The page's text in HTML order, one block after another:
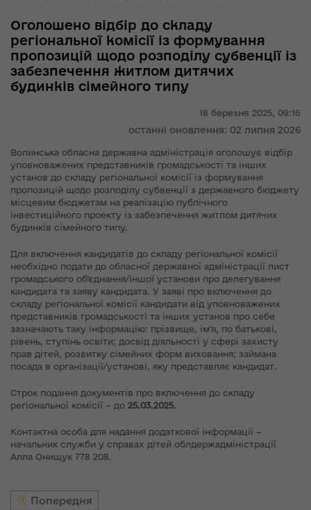
18 березня 2025, 09:16
останні оновлення: 02 липня 2026
Оголошено відбір до складу
регіональної комісії із формування
пропозицій щодо розподілу субвенції із
забезпечення житлом дитячих
будинків сімейного типу
Волинська обласна державна адміністрація оголошує відбір
уповноважених представників громадськості та інших
установ до складу регіональної комісії із формування
пропозицій щодо розподілу субвенції з державного бюджету
місцевим бюджетам на реалізацію публічного
інвестиційного проекту із забезпечення житлом дитячих
будинків сімейного типу.
Для включення кандидатів до складу регіональної комісії
необхідно подати до обласної державної адміністрації лист
громадського об’єднання/іншої установи про делегування
кандидата та заяву кандидата. У заяві про включення до
складу регіональної комісії кандидати від уповноважених
представників громадськості та інших установ про себе
зазначають таку інформацію: прізвище, ім’я, по батькові,
рівень, ступінь освіти; досвід діяльності у сфері захисту
прав дітей, розвитку сімейних форм виховання; займана
посада в організації/установі, яку представляє кандидат.
Строк подання документів про включення до складу
регіональної комісії – до 25.03.2025.
Контактна особа для надання додаткової інформації –
начальник служби у справах дітей облдержадміністрації
Алла Онищук 778 208.
Попередня